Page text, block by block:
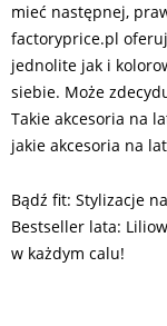
mieć następnej,
factoryprice.pl
jednolite jak i
siebie. Może
Takie akcesoria na
jakie akcesoria na
Bądź fit: Stylizacje
Bestseller lata:
w każdym calu!